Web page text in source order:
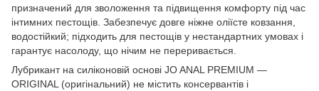
призначений для зволоження та підвищення комфорту під час
інтимних пестощів. Забезпечує довге ніжне оліїсте ковзання,
водостійкий; підходить для пестощів у нестандартних умовах і
гарантує насолоду, що нічим не переривається.
Лубрикант на силіконовій основі JO ANAL PREMIUM —
ORIGINAL (оригінальний) не містить консервантів і